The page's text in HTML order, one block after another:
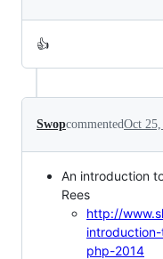
👍
SwopcommentedOct
An introduction
Rees
http://
php-2014